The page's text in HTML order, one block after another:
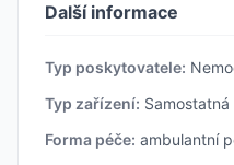
Další informace
Typ poskytovatele:
Typ zařízení:
Forma péče: ambulantní